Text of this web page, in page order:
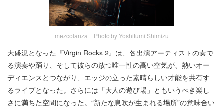
mezcolanza Photo by Yoshifumi Shimizu
大盛況となった『Virgin Rocks 2』は、各出演アーティストの奏で
る演奏や踊り、そして彼らの放つ唯一性の高い空気が、熱いオー
ディエンスとつながり、エッジの立った素晴らしい才能を共有す
るライブとなった。さらには「大人の遊び場」ともいうべき楽し
さに満ちた空間になった。“新たな息吹が生まれる場所”の意味合い